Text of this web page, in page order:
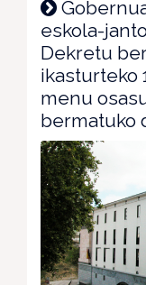
eskola-
Dekretu
ikasturteko
menu
bermatuko